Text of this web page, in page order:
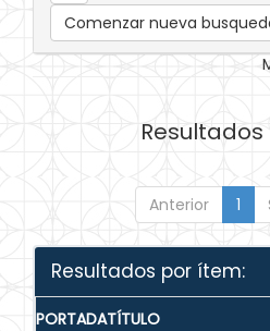
Comenzar nueva
Resultados
Anterior 1
Resultados por ítem:
PORTADATÍTULO